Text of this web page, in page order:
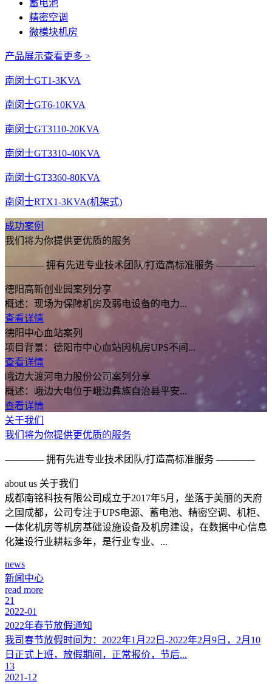
蓄电池
精密空调
微模块机房
产品展示查看更多 >
南闵士GT1-3KVA
南闵士GT6-10KVA
南闵士GT3110-20KVA
南闵士GT3310-40KVA
南闵士GT3360-80KVA
南闵士RTX1-3KVA(机架式)
成功案例
我们将为你提供更优质的服务
———— 拥有先进专业技术团队/打造高标准服务 ————
德阳高新创业园案列分享
概述：现场为保障机房及弱电设备的电力...
查看详情
德阳中心血站案列
项目背景：德阳市中心血站因机房UPS不间...
查看详情
峨边大渡河电力股份公司案列分享
概述：峨边大电位于峨边彝族自治县平安...
查看详情
关于我们
我们将为你提供更优质的服务
———— 拥有先进专业技术团队/打造高标准服务 ————
about us 关于我们
成都南铭科技有限公司成立于2017年5月，坐落于美丽的天府
之国成都，公司专注于UPS电源、蓄电池、精密空调、机柜、
一体化机房等机房基础设施设备及机房建设，在数据中心信息
化建设行业耕耘多年，是行业专业、...
news
新闻中心
read more
21
2022-01
2022年春节放假通知
我司春节放假时间为：2022年1月22日-2022年2月9日，2月10
日正式上班，放假期间，正常报价，节后...
13
2021-12